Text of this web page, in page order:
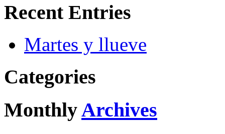
Recent Entries
Martes y llueve
Categories
MonthlyArchives